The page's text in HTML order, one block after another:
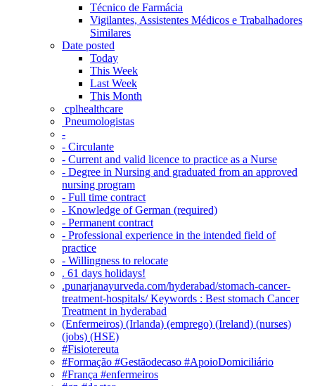
Técnico de Farmácia
Vigilantes, Assistentes Médicos e Trabalhadores
Similares
Date posted
Today
This Week
Last Week
This Month
‎ cplhealthcare‬
Pneumologistas
-
- Circulante
- Current and valid licence to practice as a Nurse
- Degree in Nursing and graduated from an approved
nursing program
- Full time contract
- Knowledge of German (required)
- Permanent contract
- Professional experience in the intended field of
practice
- Willingness to relocate
. 61 days holidays!
.punarjanayurveda.com/hyderabad/stomach-cancer-
treatment-hospitals/ Keywords : Best stomach Cancer
Treatment in hyderabad
(Enfermeiros) (Irlanda) (emprego) (Ireland) (nurses)
(jobs) (HSE)
#Fisiotereuta
#Formação #Gestãodecaso #ApoioDomiciliário
#França #enfermeiros